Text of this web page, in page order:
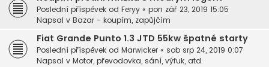
Poslední příspěvek od Feryy « pon zář 23, 2019 15:05
Napsal v Bazar - koupím, zapůjčím
Fiat Grande Punto 1.3 JTD 55kw špatné starty
Poslední příspěvek od Marwicker « sob srp 24, 2019 0:07
Napsal v Motor, převodovka, sání, výfuk, atd.